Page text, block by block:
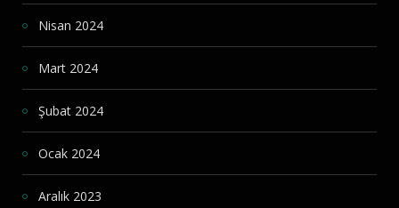
Nisan 2024
Mart 2024
Şubat 2024
Ocak 2024
Aralık 2023